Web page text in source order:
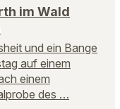
im Wald
und ein Bange
auf einem
einem
des …